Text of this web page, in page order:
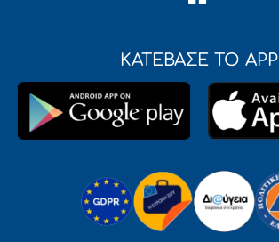
ΚΑΤΕΒΑΣΕ ΤΟ APP